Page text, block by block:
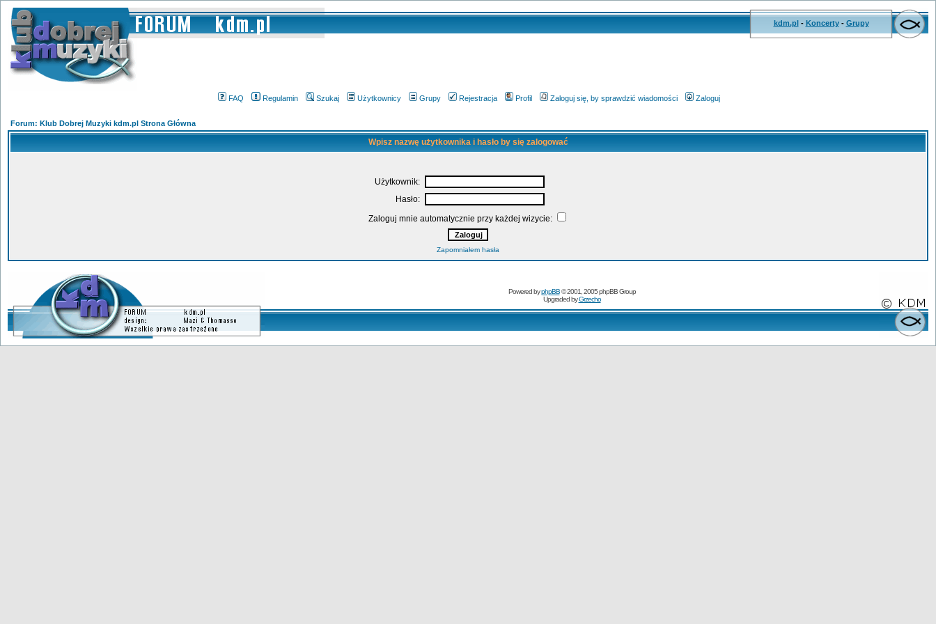
kdm.pl- Koncerty- Grupy
FAQ Regulamin Szukaj Użytkownicy Grupy Rejestracja Profil Zaloguj się, by sprawdzić wiadomości Zaloguj
Forum: Klub Dobrej Muzyki kdm.pl Strona Główna
Wpisz nazwę użytkownika i hasło by się zalogować
Użytkownik:
Hasło:
Zaloguj mnie automatycznie przy każdej wizycie:
Zapomniałem hasła
Powered byphpBB© 2001, 2005 phpBB Group
Upgraded byGrzecho